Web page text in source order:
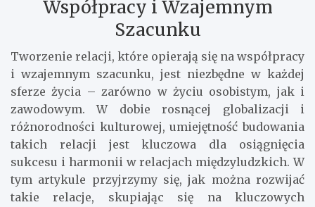
Współpracy i Wzajemnym
Szacunku
Tworzenie relacji, które opierają się na współpracy
i wzajemnym szacunku, jest niezbędne w każdej
sferze życia – zarówno w życiu osobistym, jak i
zawodowym. W dobie rosnącej globalizacji i
różnorodności kulturowej, umiejętność budowania
takich relacji jest kluczowa dla osiągnięcia
sukcesu i harmonii w relacjach międzyludzkich. W
tym artykule przyjrzymy się, jak można rozwijać
takie relacje, skupiając się na kluczowych